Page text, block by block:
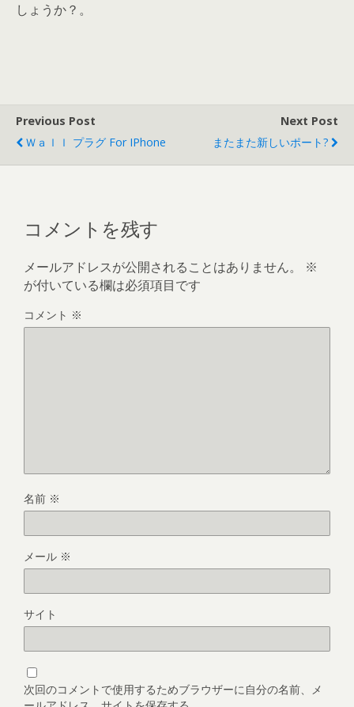
しょうか？。
Previous Post
Ｗａｌｌ プラグ For IPhone
Next Post
またまた新しいポート?
コメントを残す
メールアドレスが公開されることはありません。
※
が付いている欄は必須項目です
コメント ※
名前 ※
メール ※
サイト
次回のコメントで使用するためブラウザーに自分の名前、メ